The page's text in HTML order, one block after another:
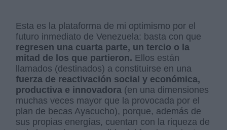
Esta es la plataforma de mi optimismo por el
futuro inmediato de Venezuela: basta con que
regresen una cuarta parte, un tercio o la
mitad de los que partieron. Ellos están
llamados (destinados) a constituirse en una
fuerza de reactivación social y económica,
productiva e innovadora (en una dimensiones
muchas veces mayor que la provocada por el
plan de becas Ayacucho), porque, además de
sus propias energías, cuentan con la riqueza de